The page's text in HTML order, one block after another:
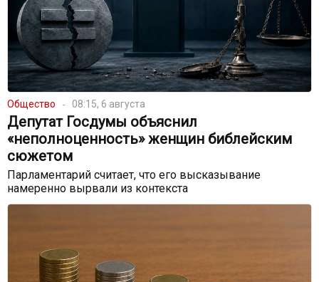
Общество 08:15, 6 августа
Депутат Госдумы объяснил
«неполноценность» женщин библейским
сюжетом
Парламентарий считает, что его высказывание
намеренно вырвали из контекста